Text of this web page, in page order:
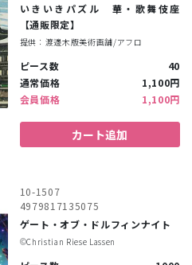
いきいきパズル 華・歌舞伎座
【通販限定】
提供：渡邊木版美術画舗/アフロ
ピース数
40
通常価格
1,100円
会員価格
1,100円
カート追加
10-1507
4979817135075
ゲート・オブ・ドルフィンナイト
©︎Christian Riese Lassen